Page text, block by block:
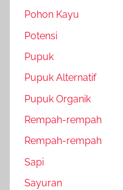
Pohon Kayu
Potensi
Pupuk
Pupuk Alternatif
Pupuk Organik
Rempah-rempah
Rempah-rempah
Sapi
Sayuran